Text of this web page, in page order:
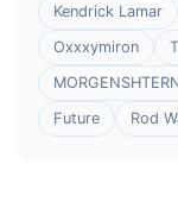
Kendrick Lamar
Oxxxymiron
Future
Rod